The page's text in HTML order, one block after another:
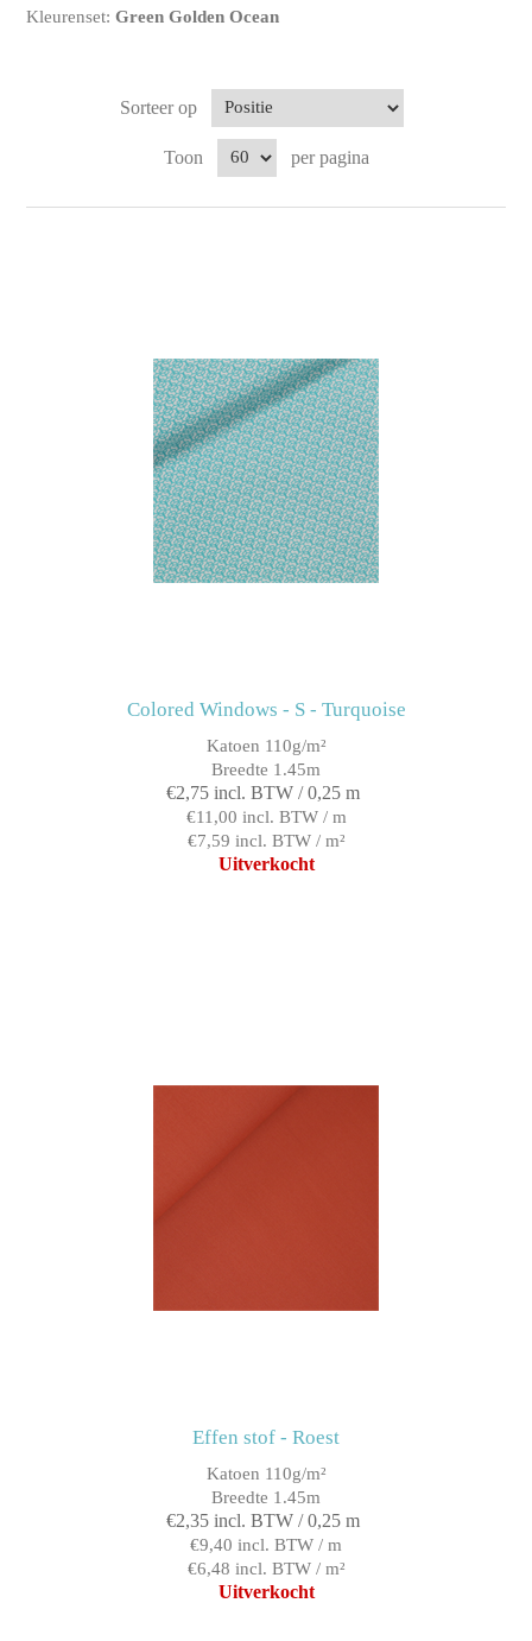
Kleurenset:Green Golden Ocean
Sorteer op
Toon per pagina
Colored Windows - S - Turquoise
Katoen 110g/m²
Breedte 1.45m
€2,75 incl. BTW / 0,25 m
€11,00 incl. BTW / m
€7,59 incl. BTW / m²
Uitverkocht
Effen stof - Roest
Katoen 110g/m²
Breedte 1.45m
€2,35 incl. BTW / 0,25 m
€9,40 incl. BTW / m
€6,48 incl. BTW / m²
Uitverkocht